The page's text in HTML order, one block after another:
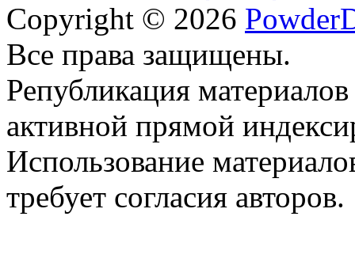
Copyright © 2026
Все права защищены.
Републикация
активной прямой
Использование
требует согласия авторов.